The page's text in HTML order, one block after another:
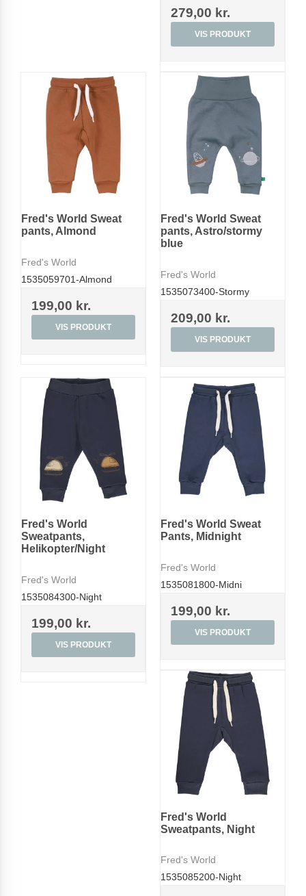
279,00 kr.
VIS PRODUKT
Fred's World Sweat
pants, Almond
Fred's World
1535059701-Almond
199,00 kr.
VIS PRODUKT
Fred's World Sweat
pants, Astro/stormy
blue
Fred's World
1535073400-Stormy
209,00 kr.
VIS PRODUKT
Fred's World
Sweatpants,
Helikopter/Night
Fred's World
1535084300-Night
199,00 kr.
VIS PRODUKT
Fred's World Sweat
Pants, Midnight
Fred's World
1535081800-Midni
199,00 kr.
VIS PRODUKT
Fred's World
Sweatpants, Night
Fred's World
1535085200-Night